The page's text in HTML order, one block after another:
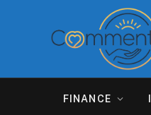
FINANCE